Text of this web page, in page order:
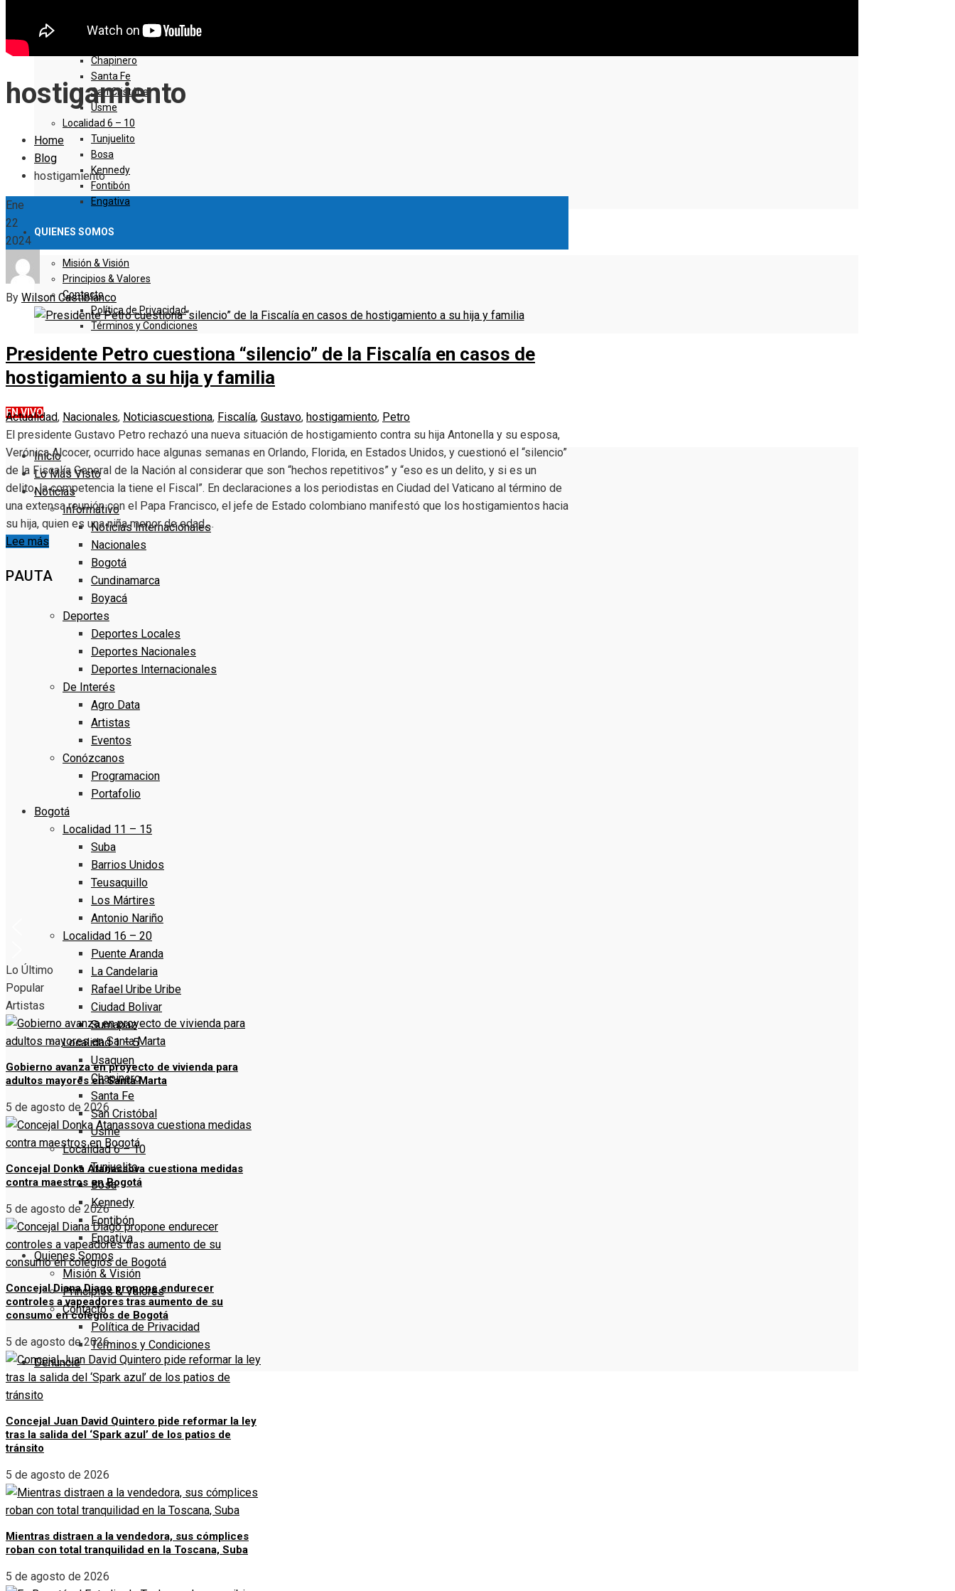
Localidad 1 – 5
Chapinero
Santa Fe
San Cristóbal
Usme
Localidad 6 – 10
Tunjuelito
Bosa
Kennedy
Fontibón
Engativa
QUIENES SOMOS
Misión & Visión
Principios & Valores
Contacto
Política de Privacidad
Términos y Condiciones
DENUNCIE
EN VIVO
Inicio
Lo Más Visto
Noticias
Informativo
Noticias Internacionales
Nacionales
Bogotá
Cundinamarca
Boyacá
Deportes
Deportes Locales
Deportes Nacionales
Deportes Internacionales
De Interés
Agro Data
Artistas
Eventos
Conózcanos
Programacion
Portafolio
Bogotá
Localidad 11 – 15
Suba
Barrios Unidos
Teusaquillo
Los Mártires
Antonio Nariño
Localidad 16 – 20
Puente Aranda
La Candelaria
Rafael Uribe Uribe
Ciudad Bolivar
Sumapaz
Localidad 1 – 5
Usaquen
Chapinero
Santa Fe
San Cristóbal
Usme
Localidad 6 – 10
Tunjuelito
Bosa
Kennedy
Fontibón
Engativa
Quienes Somos
Misión & Visión
Principios & Valores
Contacto
Política de Privacidad
Términos y Condiciones
Denuncie
hostigamiento
Home
Blog
hostigamiento
Ene
22
2024
By Wilson Castiblanco
Presidente Petro cuestiona “silencio” de la Fiscalía en casos de
hostigamiento a su hija y familia
Actualidad, Nacionales, Noticiascuestiona, Fiscalía, Gustavo, hostigamiento, Petro
El presidente Gustavo Petro rechazó una nueva situación de hostigamiento contra su hija Antonella y su esposa,
Verónica Alcocer, ocurrido hace algunas semanas en Orlando, Florida, en Estados Unidos, y cuestionó el “silencio”
de la Fiscalía General de la Nación al considerar que son “hechos repetitivos” y “eso es un delito, y si es un
delito, la competencia la tiene el Fiscal”. En declaraciones a los periodistas en Ciudad del Vaticano al término de
una extensa reunión con el Papa Francisco, el jefe de Estado colombiano manifestó que los hostigamientos hacia
su hija, quien es una niña menor de edad,…
Lee más
PAUTA
Lo Último
Popular
Artistas
Gobierno avanza en proyecto de vivienda para
adultos mayores en Santa Marta
5 de agosto de 2026
Concejal Donka Atanassova cuestiona medidas
contra maestros en Bogotá
5 de agosto de 2026
Concejal Diana Diago propone endurecer
controles a vapeadores tras aumento de su
consumo en colegios de Bogotá
5 de agosto de 2026
Concejal Juan David Quintero pide reformar la ley
tras la salida del ‘Spark azul’ de los patios de
tránsito
5 de agosto de 2026
Mientras distraen a la vendedora, sus cómplices
roban con total tranquilidad en la Toscana, Suba
5 de agosto de 2026